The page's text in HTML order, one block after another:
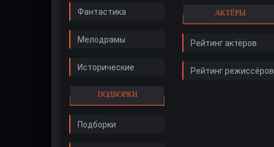
Фантастика
Мелодрамы
Исторические
ПОДБОРКИ
Подборки
АКТЁРЫ
Рейтинг актёров
Рейтинг режиссёров